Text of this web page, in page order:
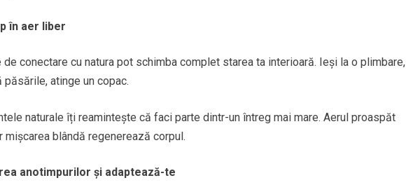
în aer liber
de conectare cu natura pot schimba complet starea ta interioară. Ieși la o plimbare,
atinge un copac.
naturale îți reamintește că faci parte dintr-un întreg mai mare. Aerul proaspăt
mișcarea blândă regenerează corpul.
anotimpurilor și adaptează-te